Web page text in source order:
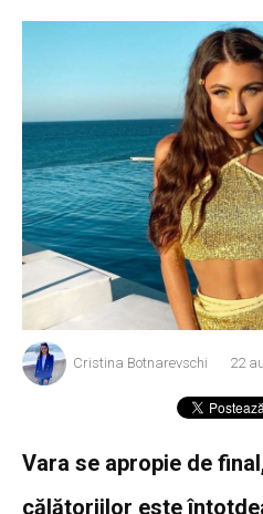
Cristina Botnarevschi 22
Vara se apropie de
călătoriilor este